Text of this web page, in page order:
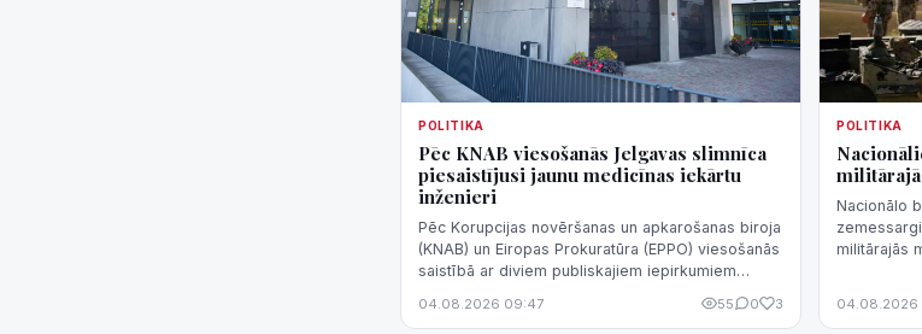
POLITIKA
Pēc KNAB viesošanās Jelgavas slimnīca
piesaistījusi jaunu medicīnas iekārtu
inženieri
Pēc Korupcijas novēršanas un apkarošanas biroja
(KNAB) un Eiropas Prokuratūra (EPPO) viesošanās
saistībā ar diviem publiskajiem iepirkumiem
iekārtu inže...
04.08.2026 09:47 55 0 3
POLITIKA
Nacionālo
militārajās
04.08.2026